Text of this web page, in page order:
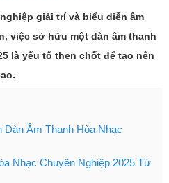
giải trí và biểu diễn âm
việc sở hữu một dàn âm thanh
là yếu tố then chốt để tạo nên
Dàn Âm Thanh Hòa Nhạc
Nhạc Chuyên Nghiệp 2025 Từ